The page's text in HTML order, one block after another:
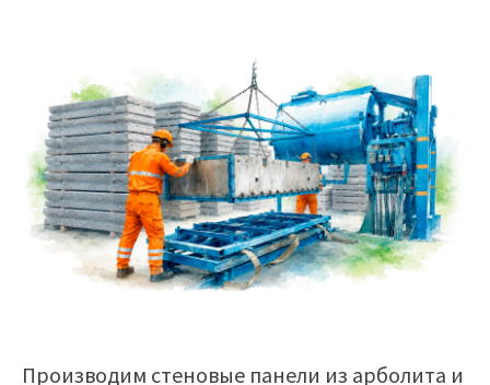
Производим стеновые панели из арболита и